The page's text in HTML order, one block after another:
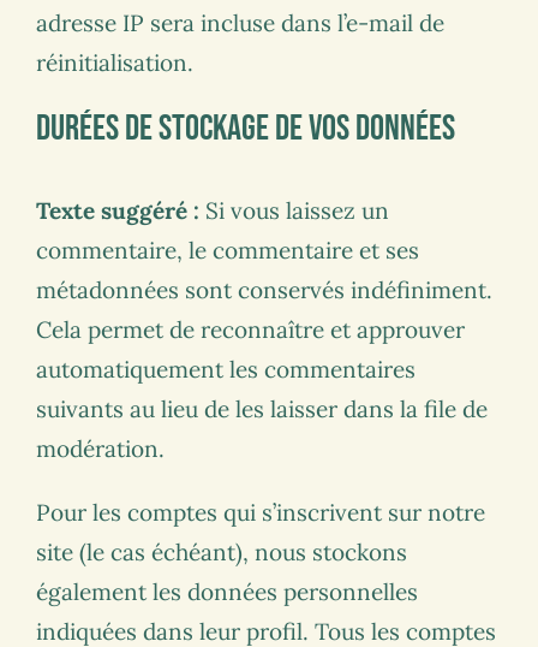
adresse IP sera incluse dans l’e-mail de
réinitialisation.
Durées de stockage de vos données
Texte suggéré : Si vous laissez un
commentaire, le commentaire et ses
métadonnées sont conservés indéfiniment.
Cela permet de reconnaître et approuver
automatiquement les commentaires
suivants au lieu de les laisser dans la file de
modération.
Pour les comptes qui s’inscrivent sur notre
site (le cas échéant), nous stockons
également les données personnelles
indiquées dans leur profil. Tous les comptes